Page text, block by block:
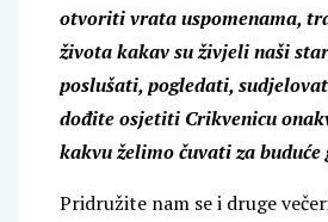
otvoriti vrata uspomenama,
života kakav su živjeli naši
poslušati, pogledati,
dođite osjetiti Crikvenicu
kakvu želimo čuvati za buduće
Pridružite nam se i druge